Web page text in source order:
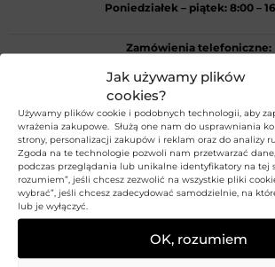
Jak używamy plików
cookies?
Używamy plików cookie i podobnych technologii, aby
wrażenia zakupowe. Służą one nam do usprawniania
strony, personalizacji zakupów i reklam oraz do analizy
Zgoda na te technologie pozwoli nam przetwarzać
podczas przeglądania lub unikalne identyfikatory na tej
rozumiem”, jeśli chcesz zezwolić na wszystkie pliki
wybrać”, jeśli chcesz zadecydować samodzielnie, na
lub je wyłączyć.
OK, rozumiem
Poniedziałek – piątek: 8:00 –
Zamówienia telefoniczne:
+48 58 304 09 03
REGULAMIN
Regulamin sklepu
Polityka prywatności
INFORMACJE